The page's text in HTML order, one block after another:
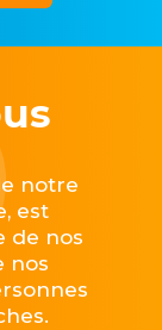
notre
est
de nos
nos